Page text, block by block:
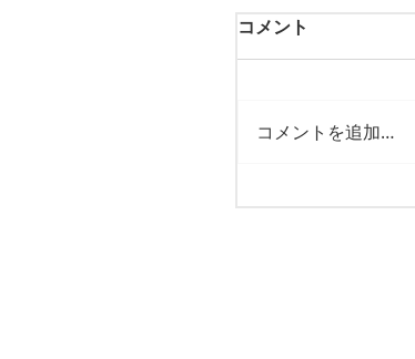
コメント
コメントを追加…